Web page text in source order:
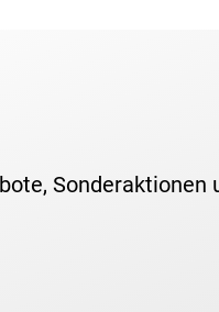
Sonderaktionen